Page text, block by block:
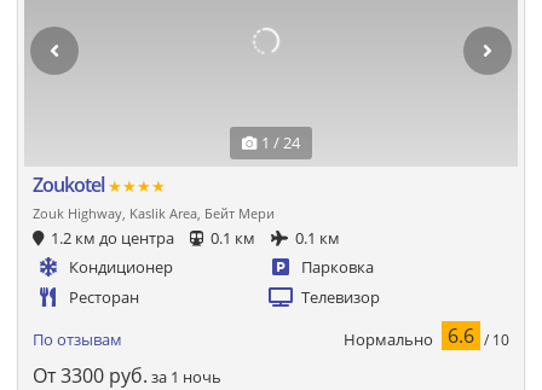
1 / 24
Zoukotel★★★★
Zouk Highway, Kaslik Area, Бейт Мери
1.2 км до центра 0.1 км
0.1 км
Кондиционер
Парковка
Ресторан
Телевизор
По отзывам Нормально 6.6 / 10
От3300 руб. за 1 ночь